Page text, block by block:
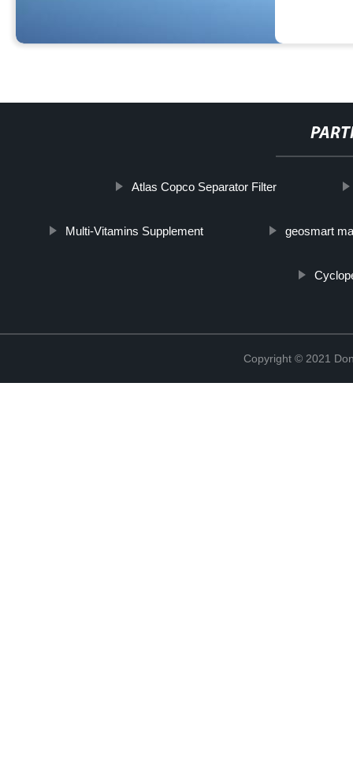
Atlas Copco Separator Filter
Multi-Vitamins Supplement geosmart
Copyright © 2021